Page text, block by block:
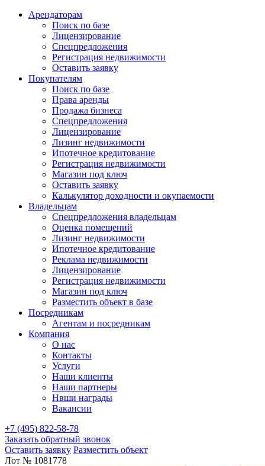
Арендаторам
Поиск по базе
Лицензирование
Спецпредложения
Регистрация недвижимости
Оставить заявку
Покупателям
Поиск по базе
Права аренды
Продажа бизнеса
Спецпредложения
Лицензирование
Лизинг недвижимости
Ипотечное кредитование
Регистрация недвижимости
Магазин под ключ
Оставить заявку
Калькулятор доходности и окупаемости
Владельцам
Спецпредложения владельцам
Оценка помещений
Лизинг недвижимости
Ипотечное кредитование
Реклама недвижимости
Лицензирование
Регистрация недвижимости
Магазин под ключ
Разместить объект в базе
Посредникам
Агентам и посредникам
Компания
О нас
Контакты
Услуги
Наши клиенты
Наши партнеры
Нвши награды
Вакансии
+7 (495) 822-58-78
Заказать обратный звонок
Оставить заявку Разместить объект
Лот № 1081778